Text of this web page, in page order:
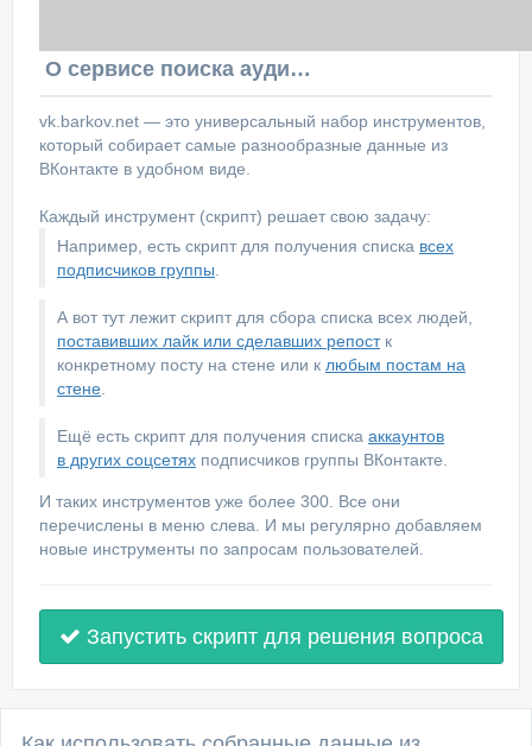
О сервисе поиска аудитории ВКонтакте
vk.barkov.net — это универсальный набор инструментов,
который собирает самые разнообразные данные из
ВКонтакте в удобном виде.
Каждый инструмент (скрипт) решает свою задачу:
Например, есть скрипт для получения списка всех
подписчиков группы
А вот тут лежит скрипт для сбора списка всех людей,
поставивших лайк или сделавших репостк
конкретному посту на стене или к любым постам на
стене
Ещё есть скрипт для получения списка аккаунтов
в других соцсетях подписчиков группы ВКонтакте.
И таких инструментов уже более 300. Все они
перечислены в меню слева. И мы регулярно добавляем
новые инструменты по запросам пользователей.
Запустить скрипт для решения вопроса